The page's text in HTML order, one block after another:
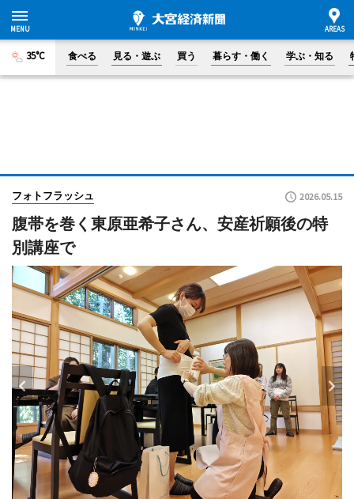
35°C 食べる 見る・遊ぶ 買う 暮らす・働く 学ぶ・知る
フォトフラッシュ 2026.05.15
腹帯を巻く東原亜希子さん、安産祈願後の特
別講座で